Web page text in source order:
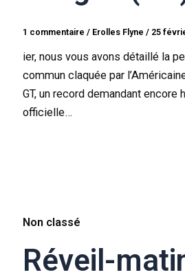
1 commentaire / Erolles Flyne/ 25
ier, nous vous avons détaillé la
commun claquée par
GT, un record demandant encore
officielle…
Non classé
Réveil-